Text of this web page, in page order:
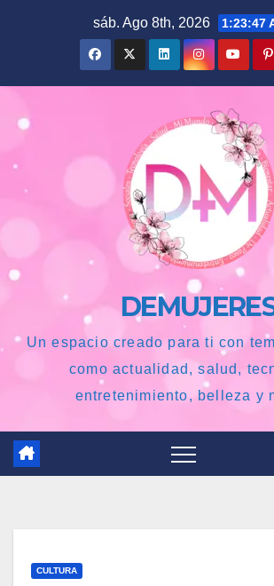
sáb. Ago 8th, 2026 1:23:48
Un espacio creado para ti con
como actualidad, salud,
entretenimiento, belleza y
CULTURA